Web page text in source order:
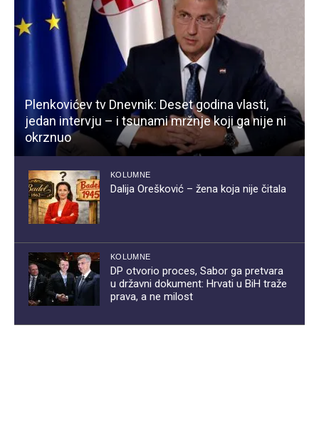
Plenkovićev tv Dnevnik: Deset godina vlasti,
jedan intervju – i tsunami mržnje koji ga nije ni
okrznuo
KOLUMNE
Dalija Orešković – žena koja nije čitala
KOLUMNE
DP otvorio proces, Sabor ga pretvara
u državni dokument: Hrvati u BiH traže
prava, a ne milost